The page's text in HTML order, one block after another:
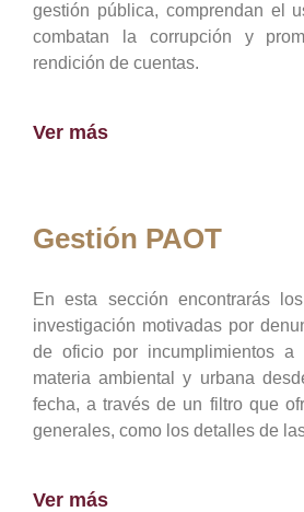
gestión pública, comprendan el
combatan la corrupción y
rendición de cuentas.
Ver más
Gestión PAOT
En esta sección encontrarás
investigación motivadas por
de oficio por incumplimientos a
materia ambiental y urbana
fecha, a través de un filtro que
generales, como los detalles de
Ver más